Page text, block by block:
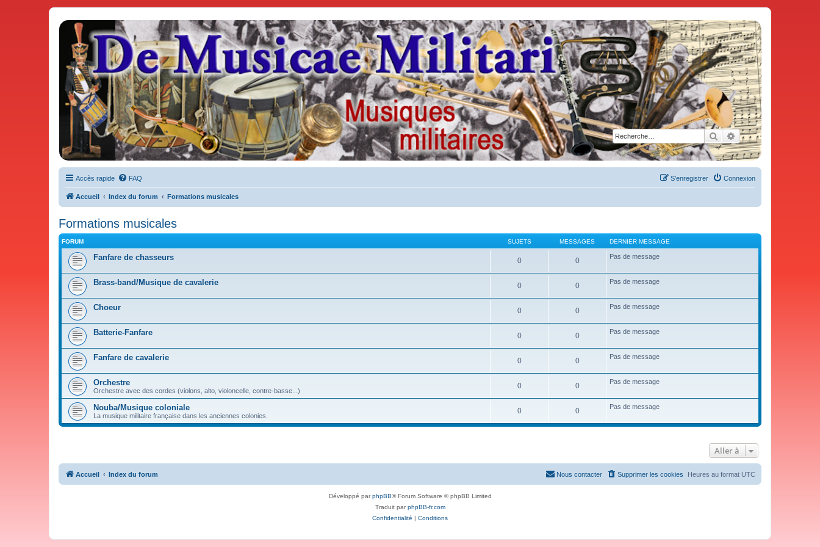
Rechercher
Recherche avancée
De Musicae Militari - Forums
Forums de discussions
Accès rapide FAQ Connexion
S’enregistrer
Accueil Index du forum Formations musicales
Formations musicales
FORUM SUJETS MESSAGES DERNIER MESSAGE
Fanfare de chasseurs 0 0 Pas de message
Brass-band/Musique de cavalerie 0 0 Pas de message
Choeur 0 0 Pas de message
Batterie-Fanfare 0 0 Pas de message
Fanfare de cavalerie 0 0 Pas de message
Orchestre
Orchestre avec des cordes (violons, alto, violoncelle, contre-basse...)
0 0 Pas de message
Nouba/Musique coloniale
La musique militaire française dans les anciennes colonies.
0 0 Pas de message
Aller à
Accueil Index du forum Heures au format UTC
Supprimer les cookies
Nous contacter
Développé parphpBB® Forum Software © phpBB Limited
Traduit parphpBB-fr.com
Confidentialité | Conditions